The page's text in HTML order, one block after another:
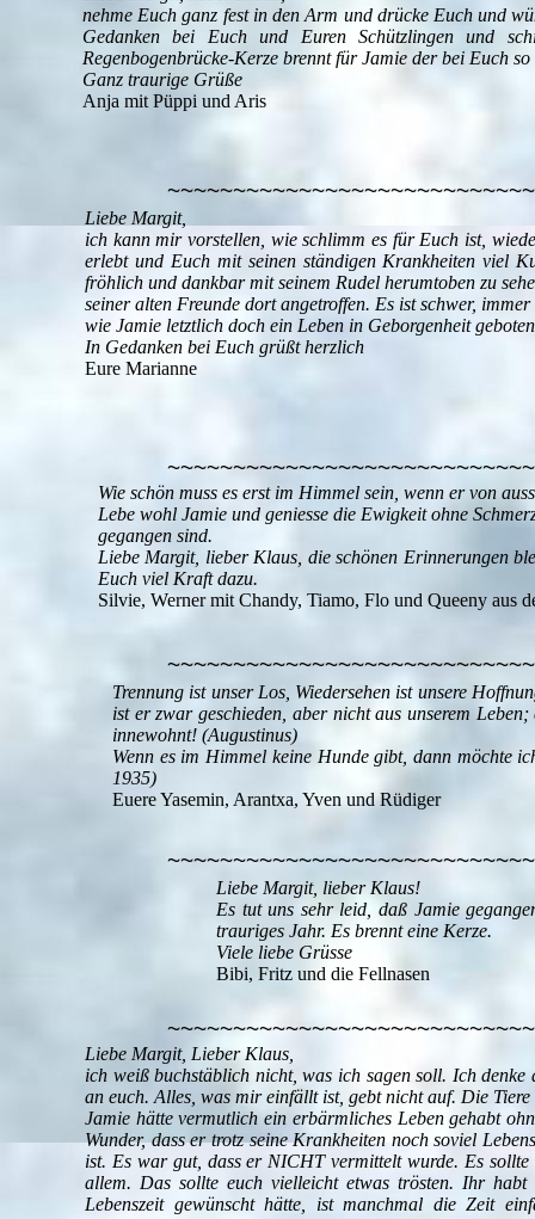
nehme Euch ganz fest in den Arm und drücke Euch und
Gedanken bei Euch und Euren Schützlingen und
Regenbogenbrücke-Kerze brennt für Jamie der bei Euch
Ganz traurige Grüße
Anja mit Püppi und Aris
Liebe Margit,
ich kann mir vorstellen, wie schlimm es für Euch ist,
erlebt und Euch mit seinen ständigen Krankheiten viel
fröhlich und dankbar mit seinem Rudel herumtoben zu
seiner alten Freunde dort angetroffen. Es ist schwer,
wie Jamie letztlich doch ein Leben in Geborgenheit
In Gedanken bei Euch grüßt herzlich
Eure Marianne
Wie schön muss es erst im Himmel sein, wenn er von
Lebe wohl Jamie und geniesse die Ewigkeit ohne
gegangen sind.
Liebe Margit, lieber Klaus, die schönen Erinnerungen
Euch viel Kraft dazu.
Silvie, Werner mit Chandy, Tiamo, Flo und Queeny aus
Trennung ist unser Los, Wiedersehen ist unsere
ist er zwar geschieden, aber nicht aus unserem
innewohnt! (Augustinus)
Wenn es im Himmel keine Hunde gibt, dann möchte
1935)
Euere Yasemin, Arantxa, Yven und Rüdiger
Liebe Margit, lieber Klaus!
Es tut uns sehr leid, daß Jamie
trauriges Jahr. Es brennt eine Kerze.
Viele liebe Grüsse
Bibi, Fritz und die Fellnasen
Liebe Margit, Lieber Klaus,
ich weiß buchstäblich nicht, was ich sagen soll. Ich
an euch. Alles, was mir einfällt ist, gebt nicht auf. Die Tiere
Jamie hätte vermutlich ein erbärmliches Leben gehabt
Wunder, dass er trotz seine Krankheiten noch soviel
ist. Es war gut, dass er NICHT vermittelt wurde. Es
allem. Das sollte euch vielleicht etwas trösten. Ihr
Lebenszeit gewünscht hätte, ist manchmal die Zeit